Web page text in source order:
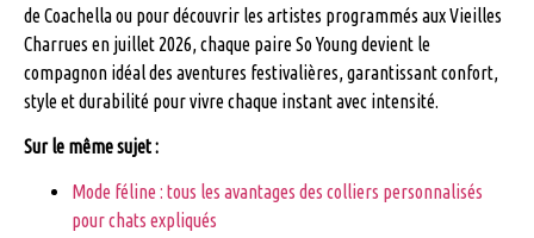
de Coachella ou pour découvrir les artistes programmés aux Vieilles
Charrues en juillet 2026, chaque paire So Young devient le
compagnon idéal des aventures festivalières, garantissant confort,
style et durabilité pour vivre chaque instant avec intensité.
Sur le même sujet :
Mode féline : tous les avantages des colliers personnalisés
pour chats expliqués